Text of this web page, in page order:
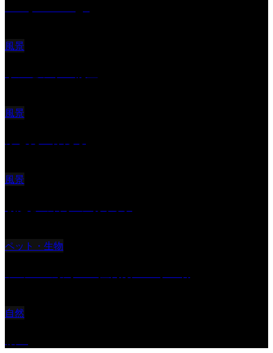
風景
風景
風景
ペット・生物
自然